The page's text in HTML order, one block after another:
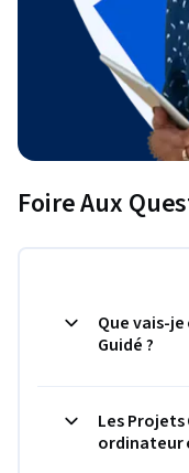
Foire Aux
Que vais-
Guidé ?
Les
ordinateur